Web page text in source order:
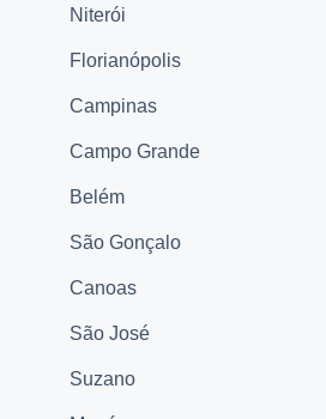
Niterói
Florianópolis
Campinas
Campo Grande
Belém
São Gonçalo
Canoas
São José
Suzano